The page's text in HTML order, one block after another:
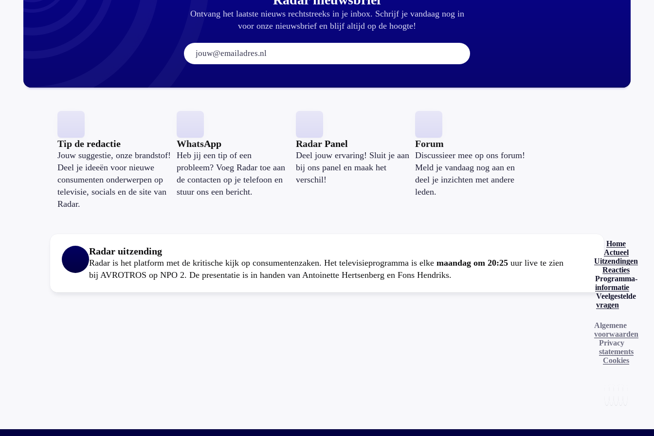
Ontvang het laatste nieuws rechtstreeks in je inbox. Schrijf je vandaag nog in
voor onze nieuwsbrief en blijf altijd op de hoogte!
E-mailadres:
Tip de redactie
Jouw suggestie, onze brandstof!
Deel je ideeën voor nieuwe
consumenten onderwerpen op
televisie, socials en de site van
Radar.
WhatsApp
Heb jij een tip of een
probleem? Voeg Radar toe aan
de contacten op je telefoon en
stuur ons een bericht.
Radar Panel
Deel jouw ervaring! Sluit je aan
bij ons panel en maak het
verschil!
Forum
Discussieer mee op ons forum!
Meld je vandaag nog aan en
deel je inzichten met andere
leden.
Radar uitzending
Radar is het platform met de kritische kijk op consumentenzaken. Het televisieprogramma is elke maandag om 20:25 uur live te zien
bij AVROTROS op NPO 2. De presentatie is in handen van Antoinette Hertsenberg en Fons Hendriks.
Home
Actueel
Uitzendingen
Reacties
Programma-
informatie
Veelgestelde
vragen
Algemene
voorwaarden
Privacy
statements
Cookies